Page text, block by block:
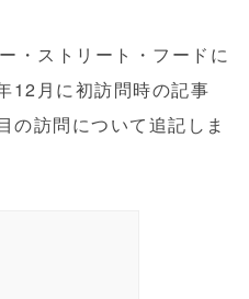
・ストリート・フードに
12月に初訪問時の記事
訪問について追記しま